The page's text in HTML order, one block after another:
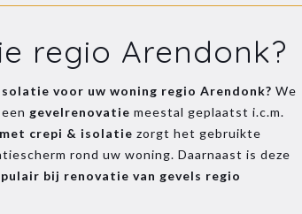
regio Arendonk?
voor uw woning regio Arendonk? We
gevelrenovatie meestal geplaatst i.c.m.
crepi & isolatie zorgt het gebruikte
rond uw woning. Daarnaast is deze
bij renovatie van gevels regio